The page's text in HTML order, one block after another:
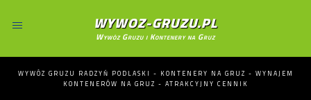
WYWOZ-GRUZU.PL
Wywóz Gruzu i Kontenery na Gruz
WYWÓZ GRUZU RADZYŃ PODLASKI - KONTENERY NA GRUZ - WYNAJEM
KONTENERÓW NA GRUZ - ATRAKCYJNY CENNIK